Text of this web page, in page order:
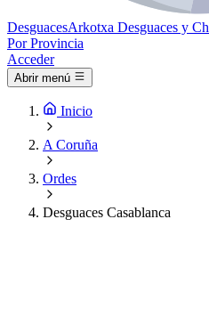
DesguacesArkotxa Desguaces y
Por Provincia
Acceder
Abrir menú
Inicio
A Coruña
Ordes
Desguaces Casablanca